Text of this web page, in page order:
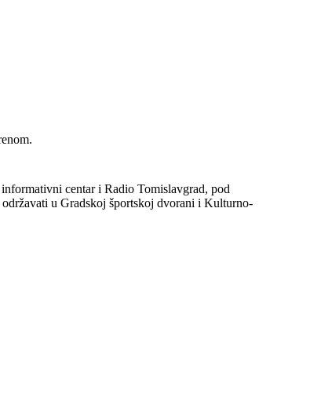
centar i Radio Tomislavgrad, pod
u Gradskoj športskoj dvorani i Kulturno-